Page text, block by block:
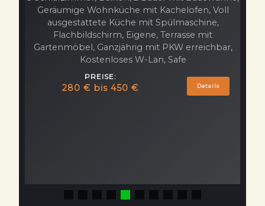
Geräumige Wohnküche mit Kachelofen, Voll
ausgestattete Küche mit Spülmaschine,
Flachbildschirm, Eigene, Terrasse mit
Gartenmöbel, Ganzjährig mit PKW erreichbar,
Kostenloses W-Lan, Safe
PREISE:
280 € bis 450 € Details